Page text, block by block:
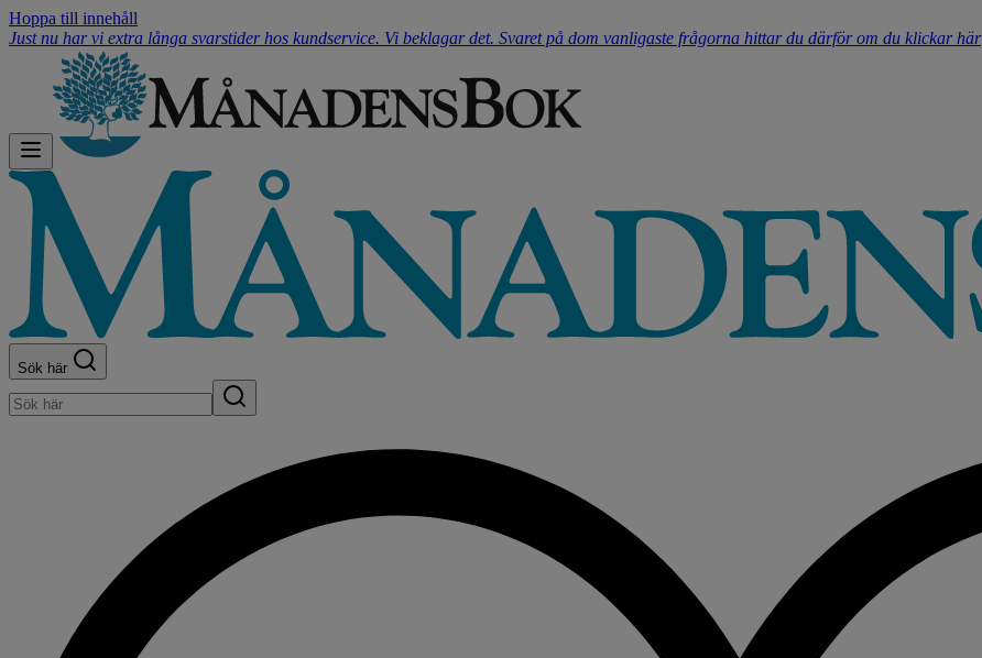
Hoppa till innehåll
Just nu har vi extra långa svarstider hos kundservice. Vi beklagar det. Svaret på dom vanligaste frågorna hittar du därför om du klickar här
Sök här